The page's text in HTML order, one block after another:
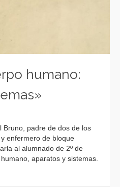
humano:
Bruno, padre de dos de los
enfermero de bloque
al alumnado de 2º de
aparatos y sistemas.